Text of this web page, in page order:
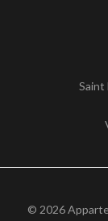
Saint
© 2026